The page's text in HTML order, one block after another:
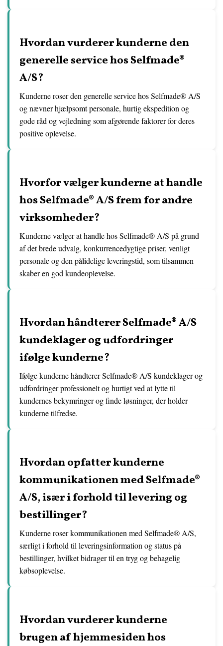
Hvordan vurderer kunderne den
generelle service hos Selfmade®
A/S?
Kunderne roser den generelle service hos Selfmade® A/S
og nævner hjælpsomt personale, hurtig ekspedition og
gode råd og vejledning som afgørende faktorer for deres
positive oplevelse.
Hvorfor vælger kunderne at handle
hos Selfmade® A/S frem for andre
virksomheder?
Kunderne vælger at handle hos Selfmade® A/S på grund
af det brede udvalg, konkurrencedygtige priser, venligt
personale og den pålidelige leveringstid, som tilsammen
skaber en god kundeoplevelse.
Hvordan håndterer Selfmade® A/S
kundeklager og udfordringer
ifølge kunderne?
Ifølge kunderne håndterer Selfmade® A/S kundeklager og
udfordringer professionelt og hurtigt ved at lytte til
kundernes bekymringer og finde løsninger, der holder
kunderne tilfredse.
Hvordan opfatter kunderne
kommunikationen med Selfmade®
A/S, især i forhold til levering og
bestillinger?
Kunderne roser kommunikationen med Selfmade® A/S,
særligt i forhold til leveringsinformation og status på
bestillinger, hvilket bidrager til en tryg og behagelig
købsoplevelse.
Hvordan vurderer kunderne
brugen af hjemmesiden hos